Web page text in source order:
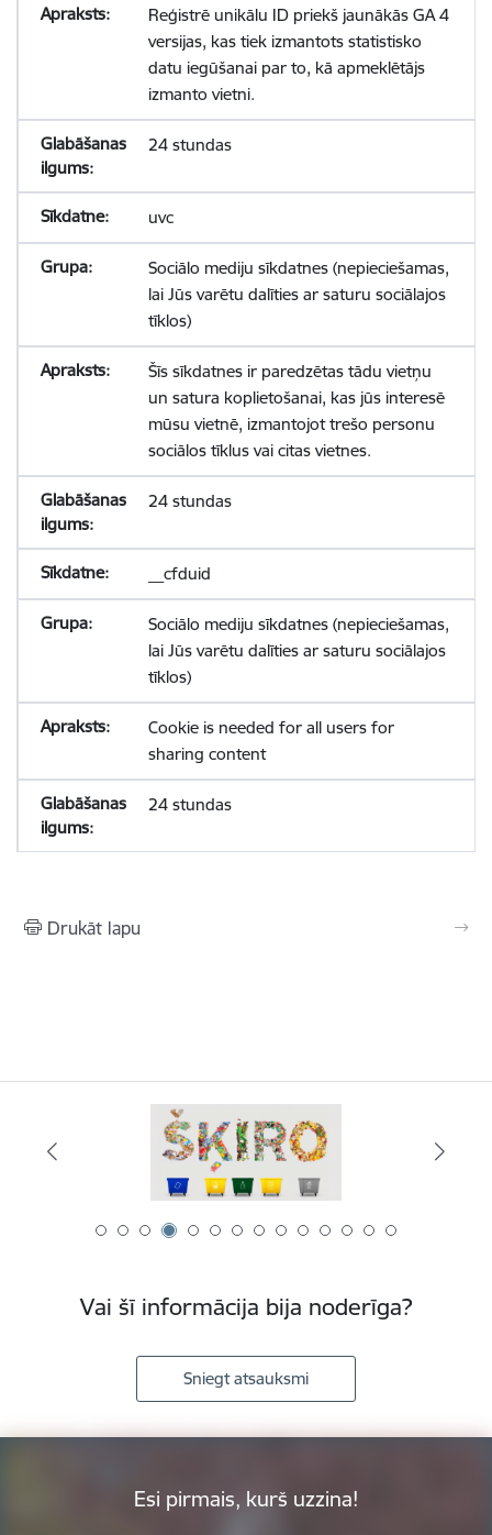
Reģistrē unikālu ID priekš jaunākās GA 4
versijas, kas tiek izmantots statistisko
datu iegūšanai par to, kā apmeklētājs
izmanto vietni.
24 stundas
uvc
Sociālo mediju sīkdatnes (nepieciešamas,
lai Jūs varētu dalīties ar saturu sociālajos
tīklos)
Šīs sīkdatnes ir paredzētas tādu vietņu
un satura koplietošanai, kas jūs interesē
mūsu vietnē, izmantojot trešo personu
sociālos tīklus vai citas vietnes.
24 stundas
__cfduid
Sociālo mediju sīkdatnes (nepieciešamas,
lai Jūs varētu dalīties ar saturu sociālajos
tīklos)
Cookie is needed for all users for
sharing content
24 stundas
Drukāt lapu
Vai šī informācija bija noderīga?
Sniegt atsauksmi
Esi pirmais, kurš uzzina!